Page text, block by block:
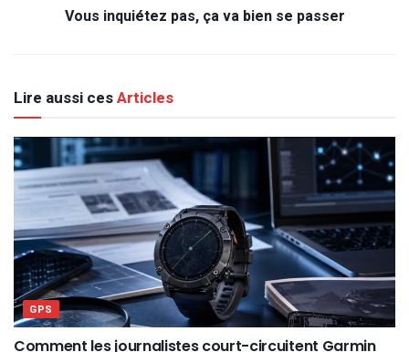
Vous inquiétez pas, ça va bien se passer
Lire aussi cesArticles
GPS
Comment les journalistes court-circuitent Garmin